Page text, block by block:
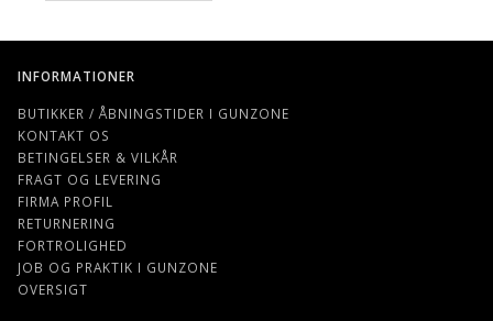
INFORMATIONER
BUTIKKER / ÅBNINGSTIDER I GUNZONE
KONTAKT OS
BETINGELSER & VILKÅR
FRAGT OG LEVERING
FIRMA PROFIL
RETURNERING
FORTROLIGHED
JOB OG PRAKTIK I GUNZONE
OVERSIGT